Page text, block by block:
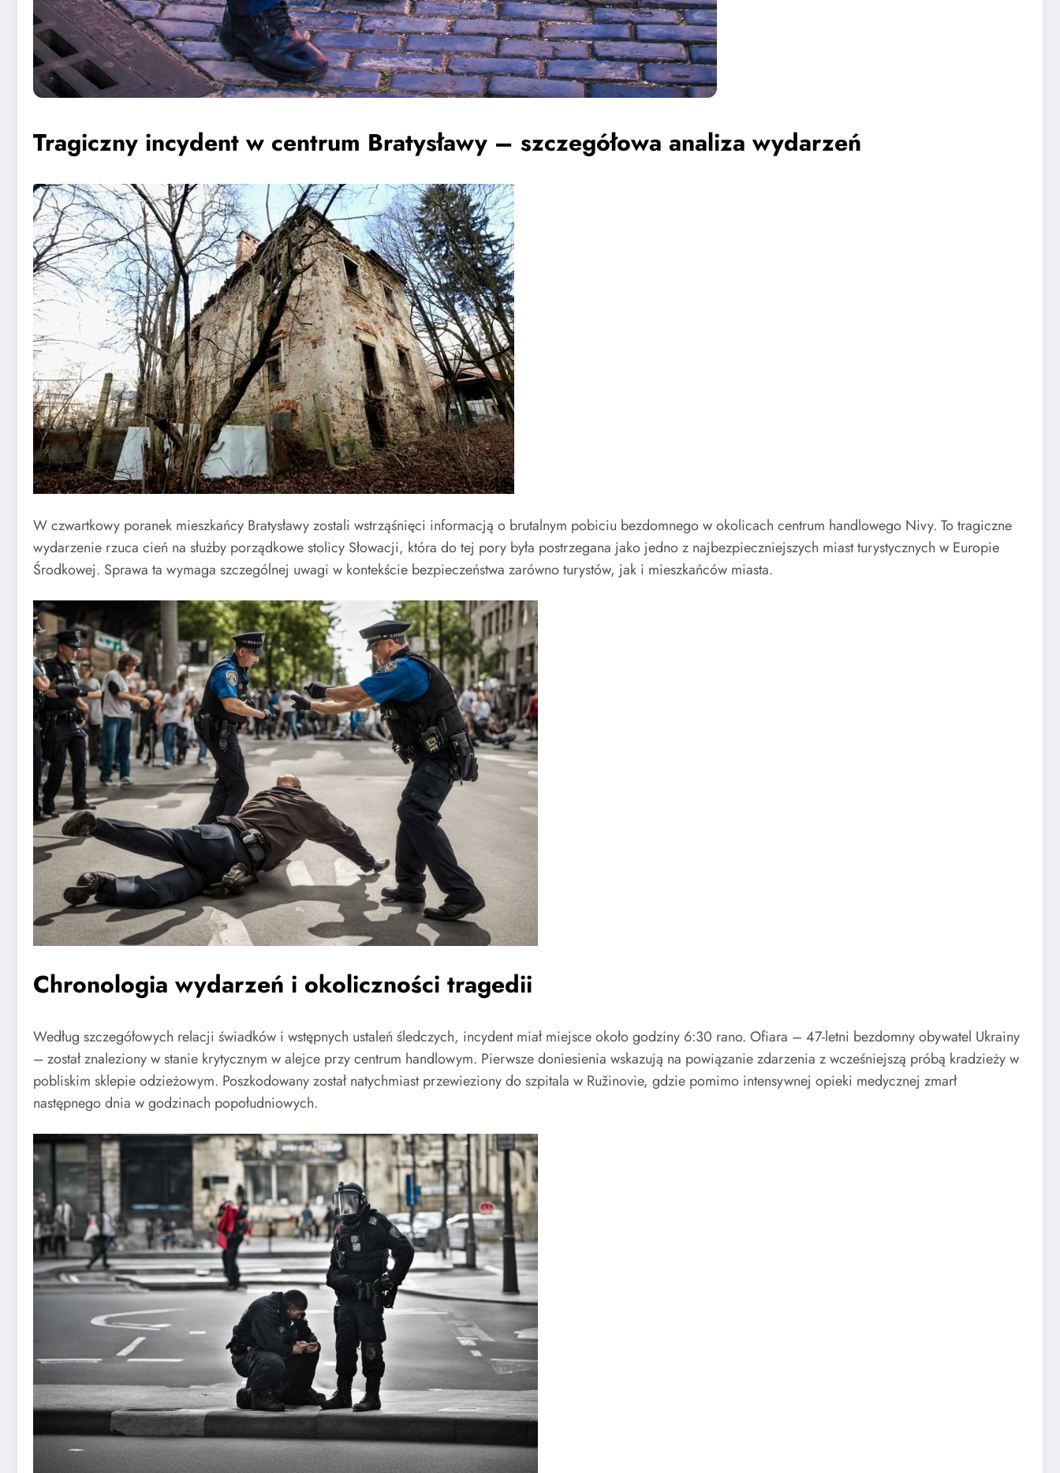
Tragiczny incydent w centrum Bratysławy – szczegółowa analiza wydarzeń
W czwartkowy poranek mieszkańcy Bratysławy zostali wstrząśnięci informacją o brutalnym pobiciu bezdomnego w okolicach centrum handlowego Nivy. To tragiczne
wydarzenie rzuca cień na służby porządkowe stolicy Słowacji, która do tej pory była postrzegana jako jedno z najbezpieczniejszych miast turystycznych w Europie
Środkowej. Sprawa ta wymaga szczególnej uwagi w kontekście bezpieczeństwa zarówno turystów, jak i mieszkańców miasta.
Chronologia wydarzeń i okoliczności tragedii
Według szczegółowych relacji świadków i wstępnych ustaleń śledczych, incydent miał miejsce około godziny 6:30 rano. Ofiara – 47-letni bezdomny obywatel Ukrainy
– został znaleziony w stanie krytycznym w alejce przy centrum handlowym. Pierwsze doniesienia wskazują na powiązanie zdarzenia z wcześniejszą próbą kradzieży w
pobliskim sklepie odzieżowym. Poszkodowany został natychmiast przewieziony do szpitala w Ružinovie, gdzie pomimo intensywnej opieki medycznej zmarł
następnego dnia w godzinach popołudniowych.